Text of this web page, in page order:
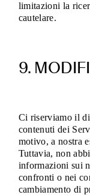
limitazioni la
cautelare.
9.
Ci riserviamo il
contenuti dei
motivo, a nostra
Tuttavia, non
informazioni sui
confronti o nei
cambiamento di